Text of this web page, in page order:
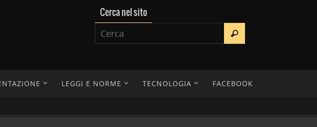
Cerca nel sito
LEGGI E NORME TECNOLOGIA FACEBOOK